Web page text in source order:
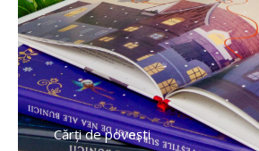
Cărți de povești